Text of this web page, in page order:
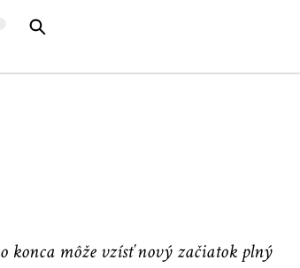
konca môže vzísť nový začiatok plný